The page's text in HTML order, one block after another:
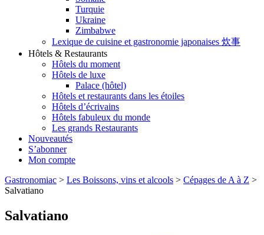
Turquie
Ukraine
Zimbabwe
Lexique de cuisine et gastronomie japonaises 炊事
Hôtels & Restaurants
Hôtels du moment
Hôtels de luxe
Palace (hôtel)
Hôtels et restaurants dans les étoiles
Hôtels d’écrivains
Hôtels fabuleux du monde
Les grands Restaurants
Nouveautés
S’abonner
Mon compte
Gastronomiac > Les Boissons, vins et alcools > Cépages de A à Z >
Salvatiano
Salvatiano